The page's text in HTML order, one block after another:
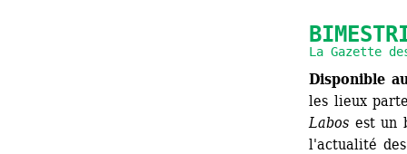
La Gazette
Disponible
les lieux
Labos est un
l'actualité